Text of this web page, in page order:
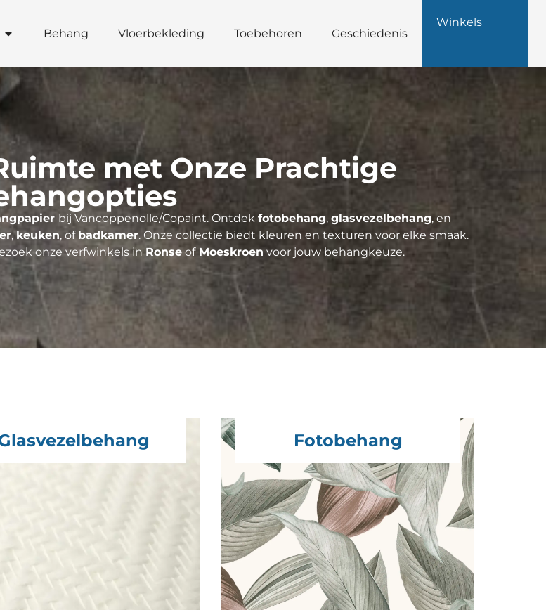
Behang Vloerbekleding Toebehoren Geschiedenis
Winkels
met Onze Prachtige
bij Vancoppenolle/Copaint. Ontdek fotobehang, glasvezelbehang, en
,keuken, of badkamer. Onze collectie biedt kleuren en texturen voor elke smaak.
onze verfwinkels inRonseofMoeskroen voor jouw behangkeuze.
Fotobehang